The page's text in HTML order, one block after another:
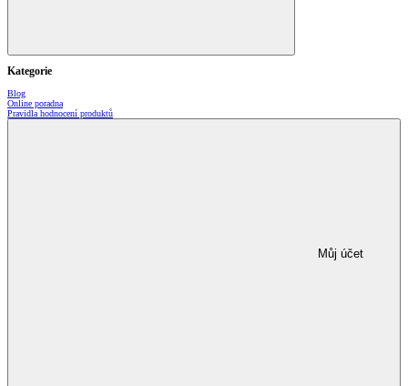
Kategorie
Blog
Online poradna
Pravidla hodnocení produktů
Můj účet